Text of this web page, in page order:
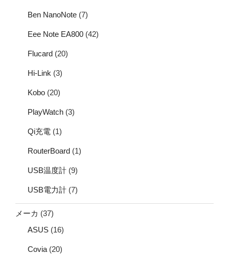
Ben NanoNote (7)
Eee Note EA800 (42)
Flucard (20)
Hi-Link (3)
Kobo (20)
PlayWatch (3)
Qi充電 (1)
RouterBoard (1)
USB温度計 (9)
USB電力計 (7)
メーカ (37)
ASUS (16)
Covia (20)